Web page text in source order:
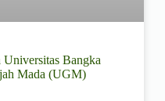
Bangka
Mada (UGM)